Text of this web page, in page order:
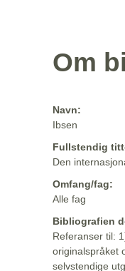
Om
Navn:
Ibsen
Fullstendig
Den
Omfang/fag:
Alle fag
Bibliografien
Referanser til:
originalspråket
selvstendige